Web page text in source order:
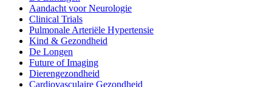
Aandacht voor Neurologie
Clinical Trials
Pulmonale Arteriële Hypertensie
Kind & Gezondheid
De Longen
Future of Imaging
Dierengezondheid
Cardiovasculaire Gezondheid